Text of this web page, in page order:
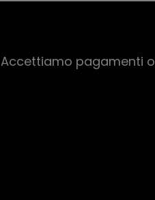
Accettiamo pagamenti